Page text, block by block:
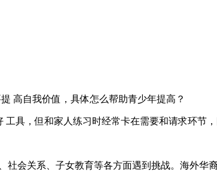
高自我价值，具体怎么帮助青少年提高？
具，但和家人练习时经常卡在需要和请求环节
社会关系、子女教育等各方面遇到挑战。海外